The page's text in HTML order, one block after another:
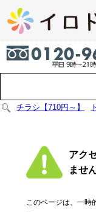
チラシ【710円～】
アク
ませ
このページは、一時